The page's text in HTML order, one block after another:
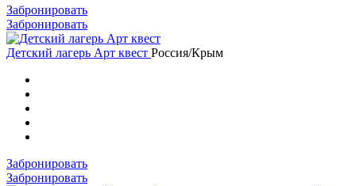
Забронировать
Забронировать
Детский лагерь Арт квест Россия/Крым
Забронировать
Забронировать